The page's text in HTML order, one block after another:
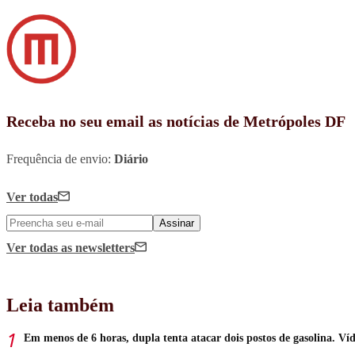
Receba no seu email as notícias de Metrópoles DF
Frequência de envio: Diário
Ver todas
Assinar
Ver todas as newsletters
Leia também
Em menos de 6 horas, dupla tenta atacar dois postos de gasolina.